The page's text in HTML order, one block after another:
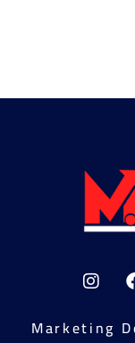
Marketing